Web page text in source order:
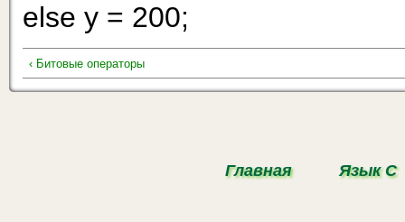
else у = 200;
‹ Битовые операторы
Главная Язык С